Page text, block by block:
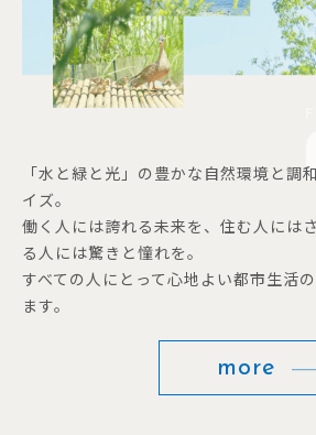
「水と緑と光」の豊かな自然環境と調
イズ。
働く人には誇れる未来を、住む人には
る人には驚きと憧れを。
すべての人にとって心地よい都市生活
ます。
more